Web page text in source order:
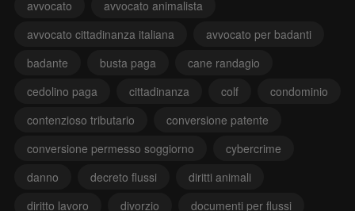
avvocato
avvocato animalista
avvocato cittadinanza italiana
avvocato per badanti
badante
busta paga
cane randagio
cedolino paga
cittadinanza colf
condominio
contenzioso tributario
conversione patente
conversione permesso soggiorno
cybercrime
danno
decreto flussi
diritti animali
diritto lavoro
divorzio
documenti per flussi